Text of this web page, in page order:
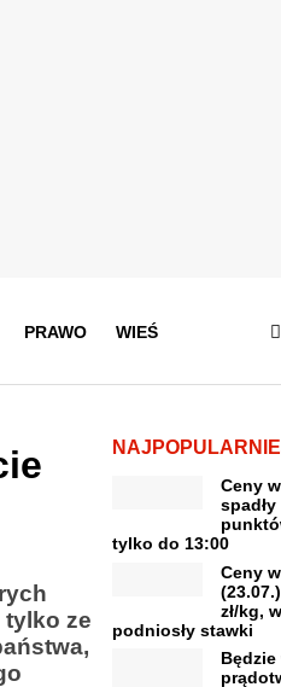
PRAWO WIEŚ
ze
Ceny
tylko do 13:00
Ceny
zł/kg,
podniosły stawki